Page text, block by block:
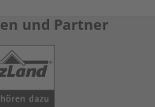
und Partner